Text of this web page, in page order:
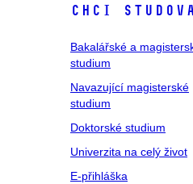
Chci
Bakalářské a
studium
Navazující magisterské
studium
Doktorské studium
Univerzita na celý život
E-přihláška